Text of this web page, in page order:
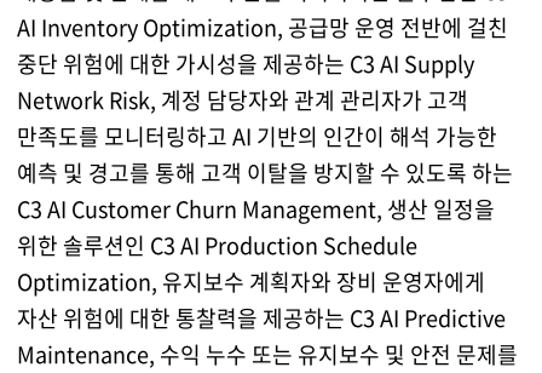
AI Inventory Optimization, 공급망 운영 전반에 걸친
중단 위험에 대한 가시성을 제공하는 C3 AI Supply
Network Risk, 계정 담당자와 관계 관리자가 고객
만족도를 모니터링하고 AI 기반의 인간이 해석 가능한
예측 및 경고를 통해 고객 이탈을 방지할 수 있도록 하는
C3 AI Customer Churn Management, 생산 일정을
위한 솔루션인 C3 AI Production Schedule
Optimization, 유지보수 계획자와 장비 운영자에게
자산 위험에 대한 통찰력을 제공하는 C3 AI Predictive
Maintenance, 수익 누수 또는 유지보수 및 안전 문제를